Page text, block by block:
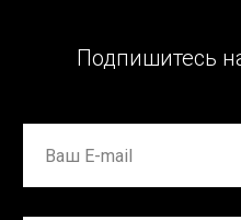
Подпишитесь